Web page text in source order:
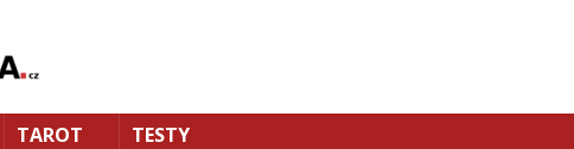
TAROT TESTY